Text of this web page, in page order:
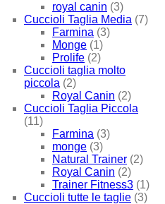
royal canin (3)
Cuccioli Taglia Media (7)
Farmina (3)
Monge (1)
Prolife (2)
Cuccioli taglia molto
piccola (2)
Royal Canin (2)
Cuccioli Taglia Piccola
(11)
Farmina (3)
monge (3)
Natural Trainer (2)
Royal Canin (2)
Trainer Fitness3 (1)
Cuccioli tutte le taglie (3)